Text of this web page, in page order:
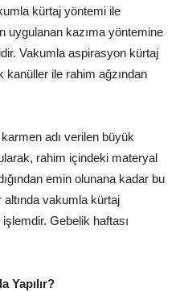
kürtaj yöntemi ile
uygulanan kazıma yöntemine
Vakumla aspirasyon kürtaj
kanüller ile rahim ağzından
adı verilen büyük
rahim içindeki materyal
emin olunana kadar bu
vakumla kürtaj
Gebelik haftası
Yapılır?